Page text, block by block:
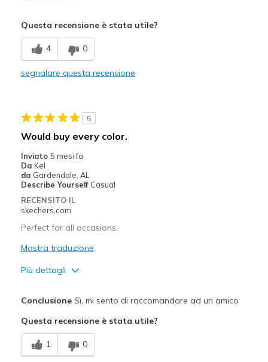
Breathe Well
Comfortable
Need Break In
Migliori Utilizzi:
Casual Wear
Width
Sizing
Feels true to size
View On Shoes
Questa recensione è stata utile?
4 0
segnalare questa recensione
5
Would buy every color.
Inviato 5 mesi fa
Da Kel
da Gardendale, AL
Describe Yourself Casual
RECENSITO IL
skechers.com
Perfect for all occasions.
Mostra traduzione
Più dettagli
Comfortable
Durable
ConclusioneSì, mi sento di raccomandare ad un amico
Questa recensione è stata utile?
1 0